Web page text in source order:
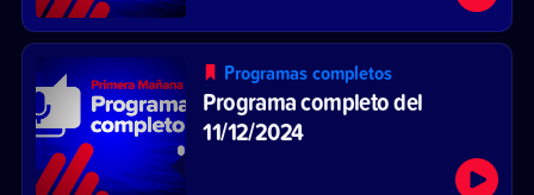
Programas completos
Programa completo del
11/12/2024